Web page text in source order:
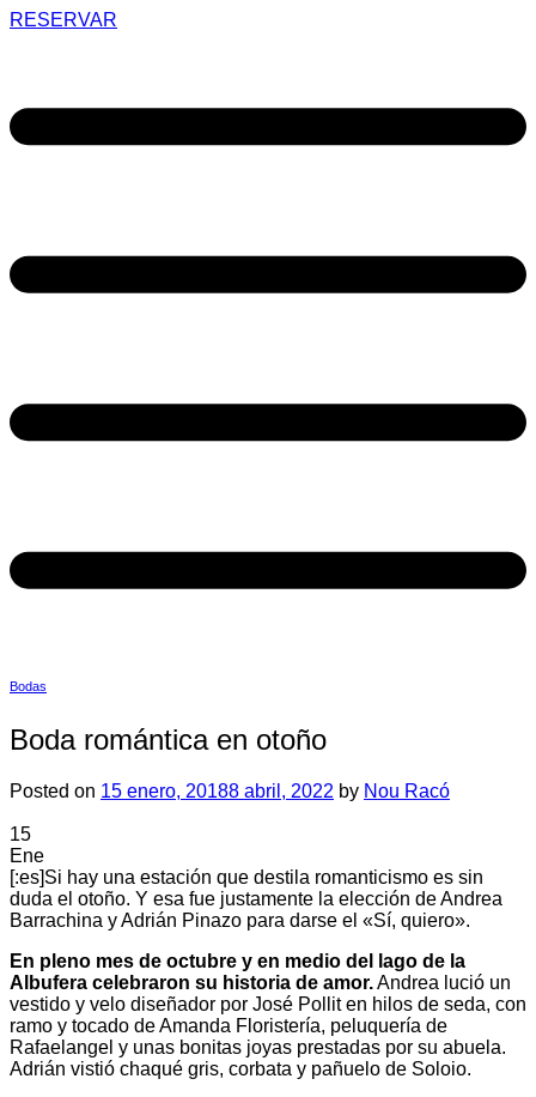
RESERVAR
Bodas
Boda romántica en otoño
Posted on 15 enero, 20188 abril, 2022 by Nou Racó
15
Ene
[:es]Si hay una estación que destila romanticismo es sin
duda el otoño. Y esa fue justamente la elección de Andrea
Barrachina y Adrián Pinazo para darse el «Sí, quiero».
En pleno mes de octubre y en medio del lago de la
Albufera celebraron su historia de amor.Andrea lució un
vestido y velo diseñador por José Pollit en hilos de seda, con
ramo y tocado de Amanda Floristería, peluquería de
Rafaelangel y unas bonitas joyas prestadas por su abuela.
Adrián vistió chaqué gris, corbata y pañuelo de Soloio.